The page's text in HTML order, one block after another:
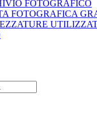
FOTOGRAFICO
FOTOGRAFICA